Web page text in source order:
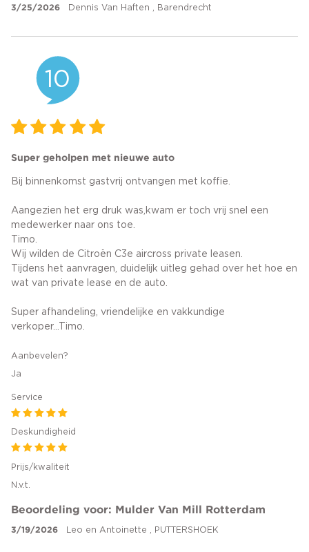
3/25/2026 Dennis Van Haften , Barendrecht
10
Super geholpen met nieuwe auto
Bij binnenkomst gastvrij ontvangen met koffie.
Aangezien het erg druk was,kwam er toch vrij snel een
medewerker naar ons toe.
Timo.
Wij wilden de Citroën C3e aircross private leasen.
Tijdens het aanvragen, duidelijk uitleg gehad over het hoe en
wat van private lease en de auto.
Super afhandeling, vriendelijke en vakkundige
verkoper...Timo.
Aanbevelen?
Ja
Service
Deskundigheid
Prijs/kwaliteit
N.v.t.
Beoordeling voor: Mulder Van Mill Rotterdam
3/19/2026 Leo en Antoinette , PUTTERSHOEK